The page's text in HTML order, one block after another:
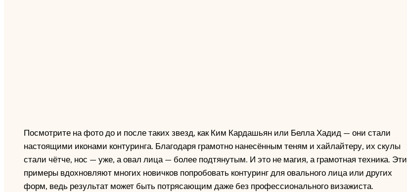
Посмотрите на фото до и после таких звезд, как Ким Кардашьян или Белла Хадид — они стали
настоящими иконами контуринга. Благодаря грамотно нанесённым теням и хайлайтеру, их скулы
стали чётче, нос — уже, а овал лица — более подтянутым. И это не магия, а грамотная техника. Эти
примеры вдохновляют многих новичков попробовать контуринг для овального лица или других
форм, ведь результат может быть потрясающим даже без профессионального визажиста.